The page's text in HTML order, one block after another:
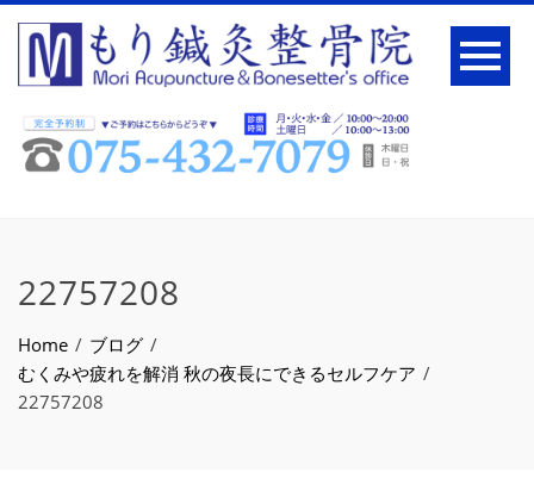
22757208
Home
ブログ
むくみや疲れを解消 秋の夜長にできるセルフケア
22757208